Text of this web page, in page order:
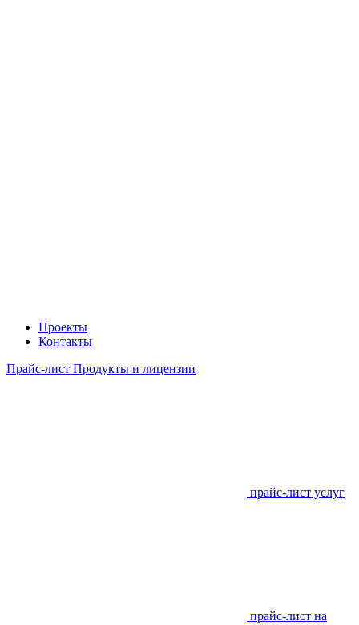
Проекты
Контакты
Прайс-лист Продукты и лицензии
прайс-лист услуг
прайс-лист на